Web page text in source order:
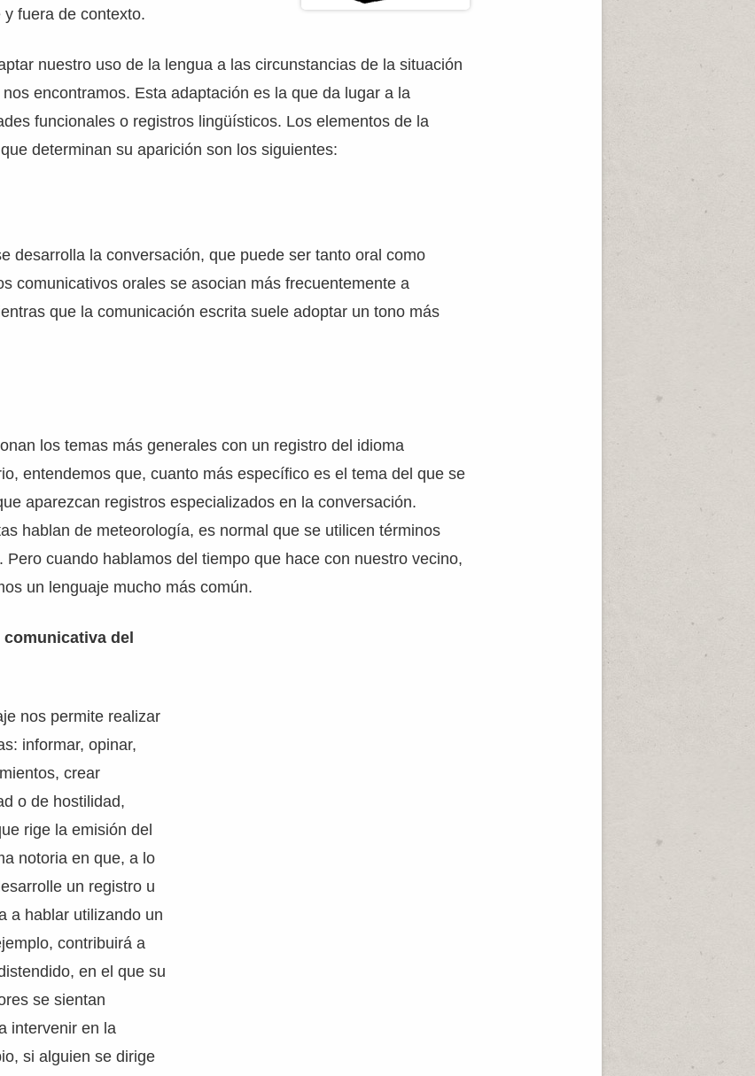
fuera de contexto.
nuestro uso de la lengua a las circunstancias de la situación
encontramos. Esta adaptación es la que da lugar a la
funcionales o registros lingüísticos. Los elementos de la
determinan su aparición son los siguientes:
desarrolla la conversación, que puede ser tanto oral como
comunicativos orales se asocian más frecuentemente a
que la comunicación escrita suele adoptar un tono más
los temas más generales con un registro del idioma
entendemos que, cuanto más específico es el tema del que se
aparezcan registros especializados en la conversación.
hablan de meteorología, es normal que se utilicen términos
Pero cuando hablamos del tiempo que hace con nuestro vecino,
un lenguaje mucho más común.
del
nos permite realizar
informar, opinar,
crear
o de hostilidad,
rige la emisión del
notoria en que, a lo
un registro u
a hablar utilizando un
contribuirá a
en el que su
se sientan
intervenir en la
si alguien se dirige